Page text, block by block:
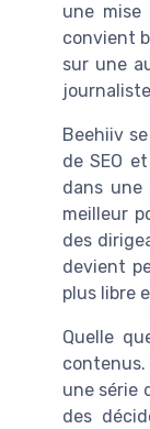
une
convient
sur une
Beehiiv
de SEO
dans une
meilleur
des
devient
plus libre
Quelle
une série
des